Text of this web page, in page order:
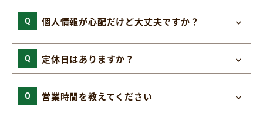
個人情報が心配だけど大丈夫ですか？
定休日はありますか？
営業時間を教えてください